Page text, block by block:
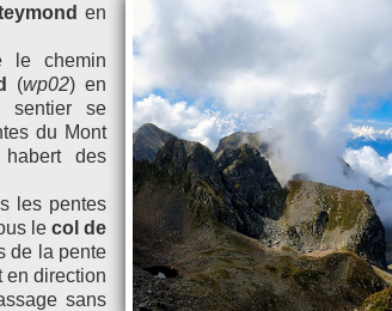
en
le chemin
(wp02) en
sentier se
du Mont
des
les pentes
le col de
de la pente
en direction
sans